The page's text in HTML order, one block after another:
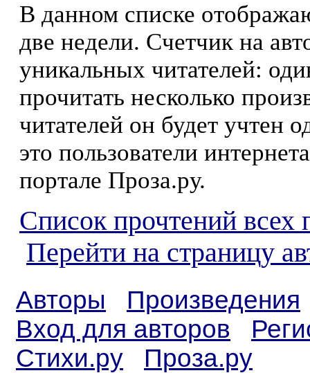
В данном списке
две недели. Счетчик на
уникальных читателей:
прочитать несколько
читателей он будет учтен
это пользователи
портале Проза.ру.
Список прочтений всех
Перейти на страницу
Авторы
Произведения
Вход для авторов
Стихи.ру
Проза.ру